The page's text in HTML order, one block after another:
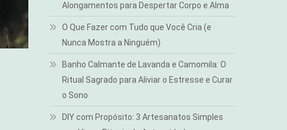
Alongamentos para Despertar Corpo e Alma
O Que Fazer com Tudo que Você Cria (e
Nunca Mostra a Ninguém)
Banho Calmante de Lavanda e Camomila: O
Ritual Sagrado para Aliviar o Estresse e Curar
o Sono
DIY com Propósito: 3 Artesanatos Simples